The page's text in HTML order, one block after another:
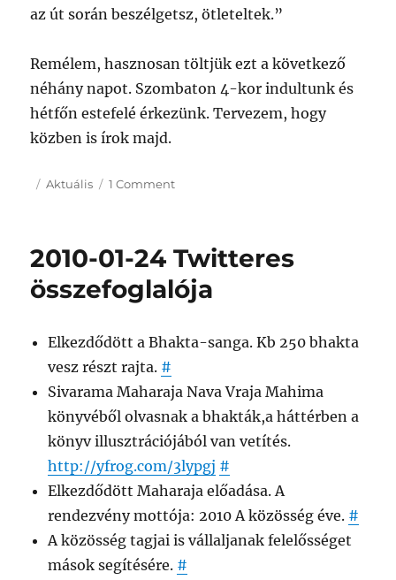
az út során beszélgetsz, ötleteltek.”
Remélem, hasznosan töltjük ezt a következő
néhány napot. Szombaton 4-kor indultunk és
hétfőn estefelé érkezünk. Tervezem, hogy
közben is írok majd.
Posted
Categories
Aktuális 1 Commenton
Yoga
Expón
2010-01-24 Twitteres
összefoglalója
Elkezdődött a Bhakta-sanga. Kb 250 bhakta
vesz részt rajta. #
Sivarama Maharaja Nava Vraja Mahima
könyvéből olvasnak a bhakták,a háttérben a
könyv illusztrációjából van vetítés.
http://yfrog.com/3lypgj #
Elkezdődött Maharaja előadása. A
rendezvény mottója: 2010 A közösség éve. #
A közösség tagjai is vállaljanak felelősséget
mások segítésére. #